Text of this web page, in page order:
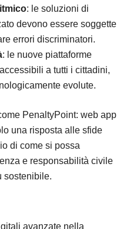
: le soluzioni di
devono essere soggette
errori discriminatori.
: le nuove piattaforme
a tutti i cittadini,
evolute.
PenaltyPoint: web app
una risposta alle sfide
di come si possa
e responsabilità civile
sostenibile.
avanzate nella